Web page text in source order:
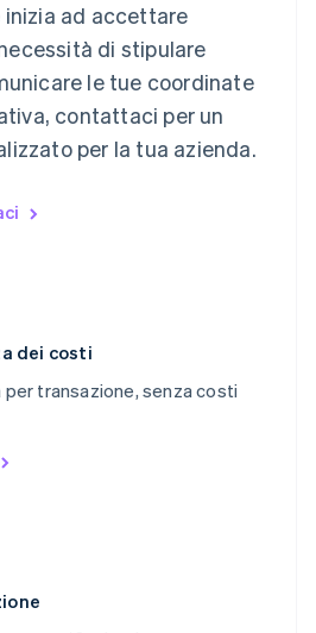
inizia ad accettare
di stipulare
le tue coordinate
contattaci per un
per la tua azienda.
dei costi
transazione, senza costi